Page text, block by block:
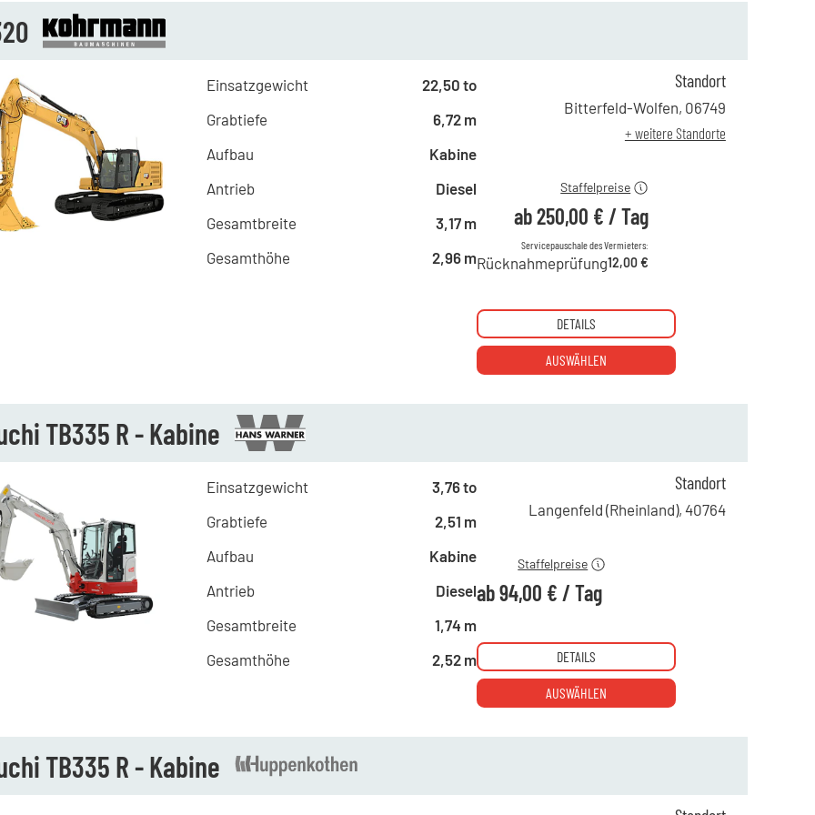
Einsatzgewicht
22,50 to
Grabtiefe
6,72 m
Aufbau
Kabine
Antrieb
Diesel
Gesamtbreite
3,17 m
Gesamthöhe
2,96 m
359,00 €
ab 6 Tagen
ab 21 Tagen
Staffelpreise
ab250,00 € /Tag
Servicepauschale des Vermieters:
Rücknahmeprüfung12,00 €
Standort
Bitterfeld-Wolfen, 06749
+ weitere Standorte
DETAILS
AUSWÄHLEN
TB335 R - Kabine
Einsatzgewicht
3,76 to
Grabtiefe
2,51 m
Aufbau
Kabine
Antrieb
Diesel
Gesamtbreite
1,74 m
Gesamthöhe
2,52 m
ab 1 Tag
127,00 €
ab 22 Tagen
Staffelpreise
ab94,00 € /Tag
Standort
Langenfeld (Rheinland), 40764
DETAILS
AUSWÄHLEN
TB335 R - Kabine